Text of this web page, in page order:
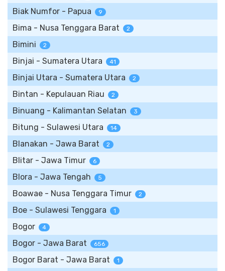
Biak Numfor - Papua 9
Bima - Nusa Tenggara Barat 2
Bimini 2
Binjai - Sumatera Utara 41
Binjai Utara - Sumatera Utara 2
Bintan - Kepulauan Riau 2
Binuang - Kalimantan Selatan 3
Bitung - Sulawesi Utara 14
Blanakan - Jawa Barat 2
Blitar - Jawa Timur 6
Blora - Jawa Tengah 5
Boawae - Nusa Tenggara Timur 2
Boe - Sulawesi Tenggara 1
Bogor 4
Bogor - Jawa Barat 656
Bogor Barat - Jawa Barat 1